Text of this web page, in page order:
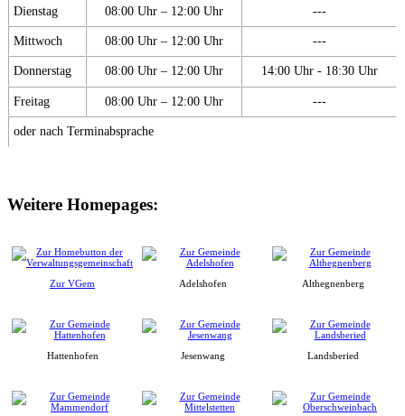
Dienstag 08:00 Uhr – 12:00 Uhr ---
Mittwoch 08:00 Uhr – 12:00 Uhr ---
Donnerstag 08:00 Uhr – 12:00 Uhr 14:00 Uhr - 18:30 Uhr
Freitag 08:00 Uhr – 12:00 Uhr ---
oder nach Terminabsprache
Weitere Homepages:
Zur VGem Adelshofen Althegnenberg
Hattenhofen Jesenwang Landsberied